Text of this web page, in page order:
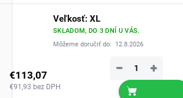
Veľkosť: XL
SKLADOM, DO 3 DNÍ U VÁS.
Môžeme doručiť do:
12.8.2026
€113,07
€91,93 bez DPH
+
−